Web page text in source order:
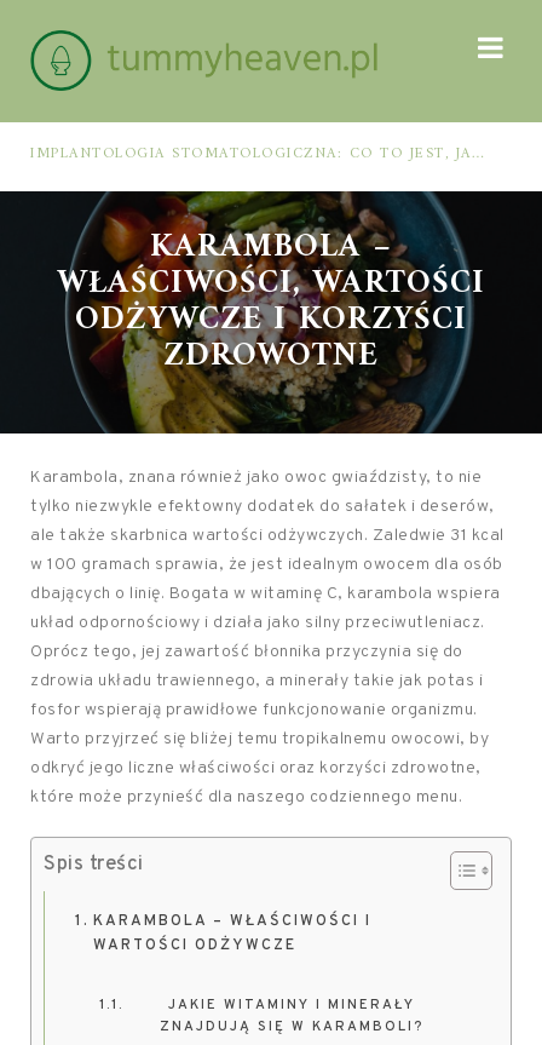
IMPLANTOLOGIA STOMATOLOGICZNA: CO TO JEST, JAK WYGLĄDA PROCES IMPLANTACJI I GOJENIA ORAZ DLA KOGO MA ZASTOSOWANIE
KARAMBOLA –
WŁAŚCIWOŚCI, WARTOŚCI
ODŻYWCZE I KORZYŚCI
ZDROWOTNE
Karambola, znana również jako owoc gwiaździsty, to nie
tylko niezwykle efektowny dodatek do sałatek i deserów,
ale także skarbnica wartości odżywczych. Zaledwie 31 kcal
w 100 gramach sprawia, że jest idealnym owocem dla osób
dbających o linię. Bogata w witaminę C, karambola wspiera
układ odpornościowy i działa jako silny przeciwutleniacz.
Oprócz tego, jej zawartość błonnika przyczynia się do
zdrowia układu trawiennego, a minerały takie jak potas i
fosfor wspierają prawidłowe funkcjonowanie organizmu.
Warto przyjrzeć się bliżej temu tropikalnemu owocowi, by
odkryć jego liczne właściwości oraz korzyści zdrowotne,
które może przynieść dla naszego codziennego menu.
Spis treści
KARAMBOLA – WŁAŚCIWOŚCI I
WARTOŚCI ODŻYWCZE
JAKIE WITAMINY I MINERAŁY
ZNAJDUJĄ SIĘ W KARAMBOLI?